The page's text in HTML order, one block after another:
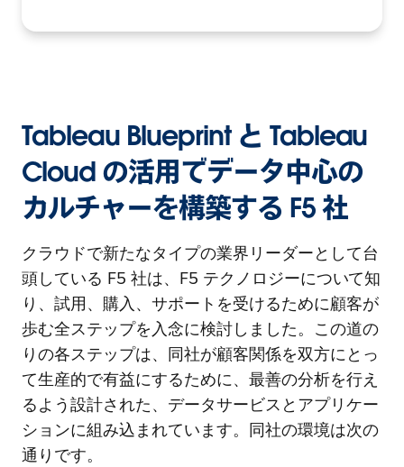
Tableau Blueprint と Tableau
Cloud の活用でデータ中心の
カルチャーを構築する F5 社
クラウドで新たなタイプの業界リーダーとして台
頭している F5 社は、F5 テクノロジーについて知
り、試用、購入、サポートを受けるために顧客が
歩む全ステップを入念に検討しました。この道の
りの各ステップは、同社が顧客関係を双方にとっ
て生産的で有益にするために、最善の分析を行え
るよう設計された、データサービスとアプリケー
ションに組み込まれています。同社の環境は次の
通りです。